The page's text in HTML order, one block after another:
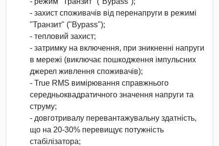
- захист споживачів від перенапруги в режимі
"Транзит" ("Bypass");
- тепловий захист;
- затримку на включення, при зникненні напруги
в мережі (виключає пошкодження імпульсних
джерел живлення споживачів);
- True RMS вимірювання справжнього
середньоквадратичного значення напруги та
струму;
- довготривалу перевантажувальну здатність,
що на 20-30% перевищує потужність
стабілізатора;